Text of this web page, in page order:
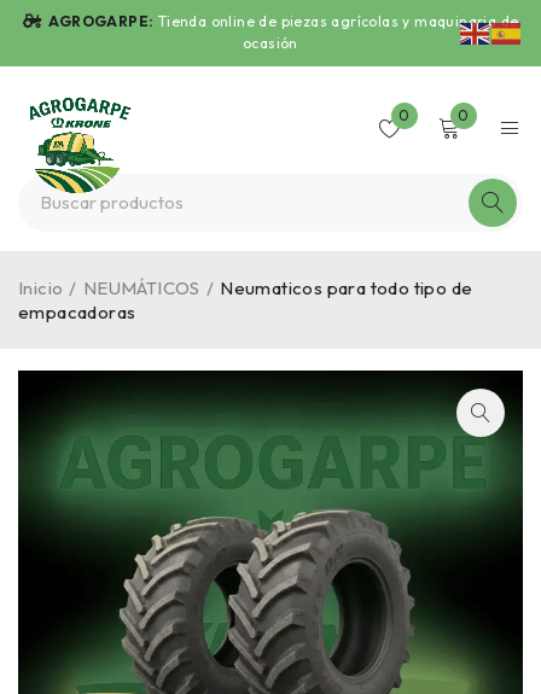
AGROGARPE: Tienda online de piezas agrícolas y maquinaria de
ocasión
0 0
Inicio / NEUMÁTICOS / Neumaticos para todo tipo de
empacadoras